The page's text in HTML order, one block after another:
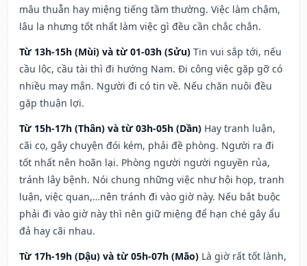
mâu thuẫn hay miệng tiếng tầm thường. Việc làm chậm,
lâu la nhưng tốt nhất làm việc gì đều cần chắc chắn.
Từ 13h-15h (Mùi) và từ 01-03h (Sửu) Tin vui sắp tới, nếu
cầu lộc, cầu tài thì đi hướng Nam. Đi công việc gặp gỡ có
nhiều may mắn. Người đi có tin về. Nếu chăn nuôi đều
gặp thuận lợi.
Từ 15h-17h (Thân) và từ 03h-05h (Dần) Hay tranh luận,
cãi cọ, gây chuyện đói kém, phải đề phòng. Người ra đi
tốt nhất nên hoãn lại. Phòng người người nguyền rủa,
tránh lây bệnh. Nói chung những việc như hội họp, tranh
luận, việc quan,…nên tránh đi vào giờ này. Nếu bắt buộc
phải đi vào giờ này thì nên giữ miệng để hạn ché gây ẩu
đả hay cãi nhau.
Từ 17h-19h (Dậu) và từ 05h-07h (Mão) Là giờ rất tốt lành,